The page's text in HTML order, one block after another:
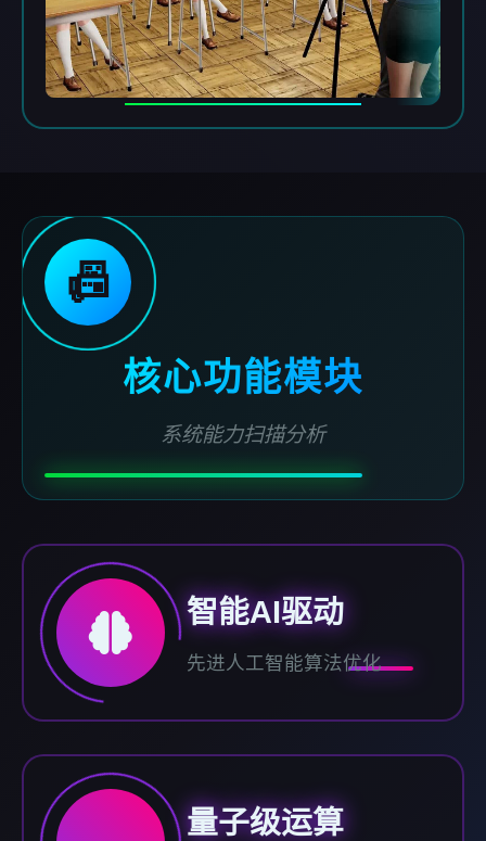
📠
核心功能模块
系统能力扫描分析
智能AI驱动
先进人工智能算法优化
量子级运算